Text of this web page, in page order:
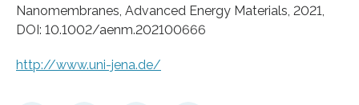
Nanomembranes, Advanced Energy Materials, 2021,
DOI: 10.1002/aenm.202100666
http://www.uni-jena.de/